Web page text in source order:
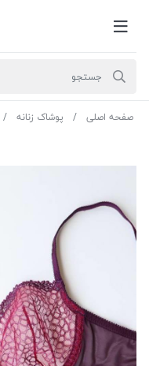
صفحه اصلی پوشاک زنانه